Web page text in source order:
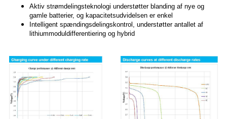
Aktiv strømdelingsteknologi understøtter blanding af nye og
gamle batterier, og kapacitetsudvidelsen er enkel
Intelligent spændingsdelingskontrol, understøtter antallet af
lithiummoduldifferentiering og hybrid